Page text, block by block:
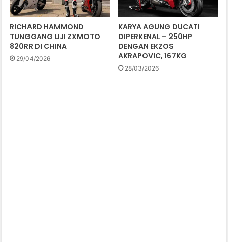
RICHARD HAMMOND
TUNGGANG UJI ZXMOTO
820RR DI CHINA
29/04/2026
KARYA AGUNG DUCATI
DIPERKENAL – 250HP
DENGAN EKZOS
AKRAPOVIC, 167KG
28/03/2026